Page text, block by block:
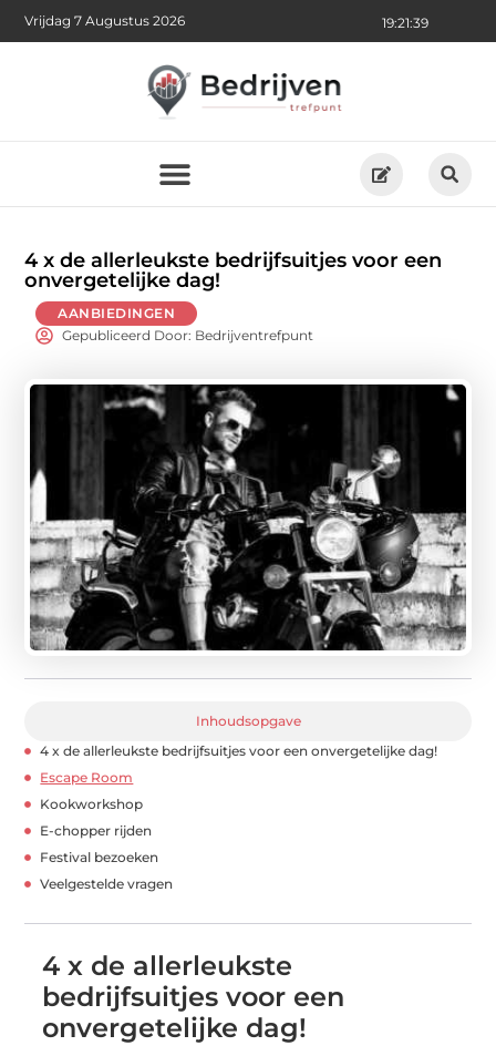
19:21:41
Vrijdag 7 Augustus 2026
4 x de allerleukste bedrijfsuitjes voor een
onvergetelijke dag!
AANBIEDINGEN
Gepubliceerd Door: Bedrijventrefpunt
Inhoudsopgave
4 x de allerleukste bedrijfsuitjes voor een onvergetelijke dag!
Escape Room
Kookworkshop
E-chopper rijden
Festival bezoeken
Veelgestelde vragen
4 x de allerleukste
bedrijfsuitjes voor een
onvergetelijke dag!